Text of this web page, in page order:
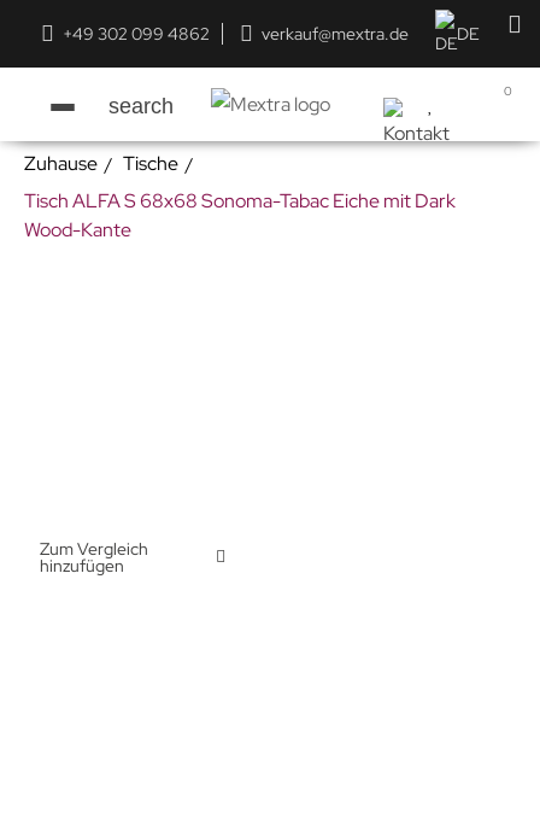
+49 302 099 4862 verkauf@mextra.de DE
search
0
Zuhause
Tische
Tisch ALFA S 68x68 Sonoma-Tabac Eiche mit Dark
Wood-Kante
Zum Vergleich
hinzufügen